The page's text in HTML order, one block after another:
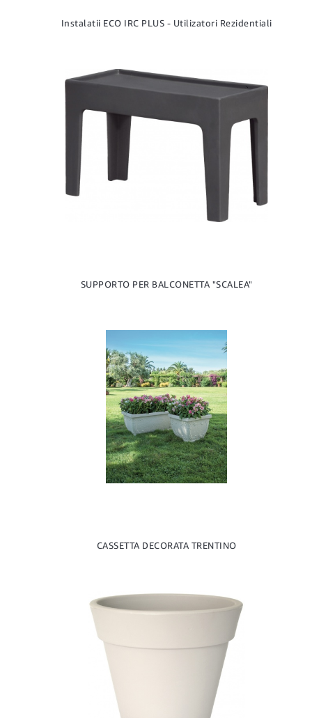
Instalatii ECO IRC PLUS - Utilizatori Rezidentiali
SUPPORTO PER BALCONETTA "SCALEA"
CASSETTA DECORATA TRENTINO